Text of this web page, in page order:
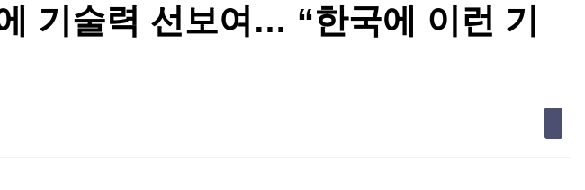
기술력 선보여… “한국에 이런 기